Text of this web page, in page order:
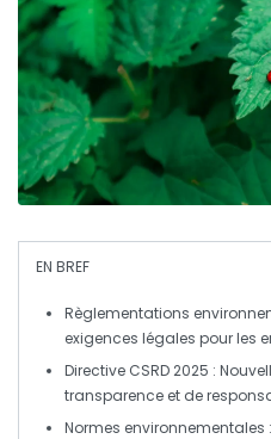
EN BREF
Règlementations
exigences légales pour les
Directive CSRD 2025 :
transparence et de
Normes environnementales